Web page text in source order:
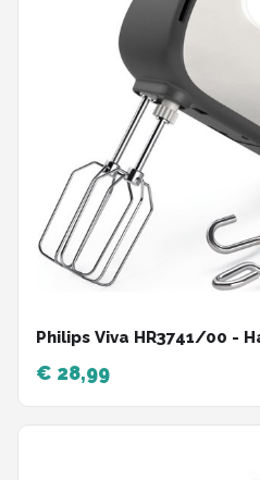
Philips Viva HR3741/00 -
€ 28,99